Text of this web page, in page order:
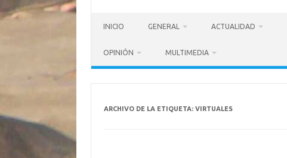
INICIO GENERAL ACTUALIDAD
OPINIÓN MULTIMEDIA
ARCHIVO DE LA ETIQUETA: VIRTUALES